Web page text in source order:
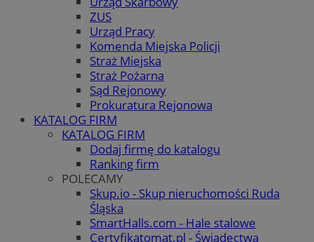
ZUS
Urząd Pracy
Komenda Miejska Policji
Straż Miejska
Straż Pożarna
Sąd Rejonowy
Prokuratura Rejonowa
KATALOG FIRM
KATALOG FIRM
Dodaj firmę do katalogu
Ranking firm
POLECAMY
Skup.io - Skup nieruchomości Ruda
Śląska
SmartHalls.com - Hale stalowe
Certyfikatomat.pl - Świadectwa